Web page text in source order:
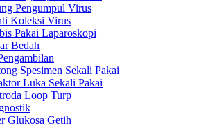
Pengumpul Virus
Koleksi Virus
Pakai Laparoskopi
Bedah
Spesimen Sekali Pakai
Luka Sekali Pakai
Loop Turp
Glukosa Getih